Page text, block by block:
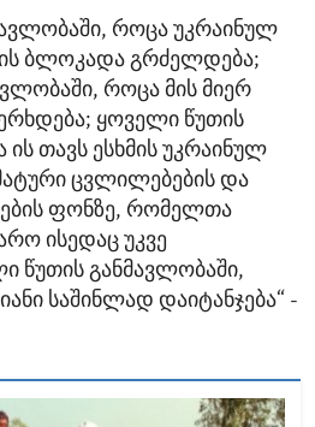
როცა უკრაინულ
ბლოკადა გრძელდება;
როცა მის მიერ
ყოველი წუთის
თავს ესხმის უკრაინულ
ცვლილებების და
ფონზე, რომელთა
ისედაც უკვე
წუთის განმავლობაში,
საშინლად დაიტანჯება“ -